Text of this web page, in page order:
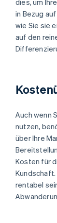
dies, um
in Bezug
wie Sie sie
auf den
Auch wenn
nutzen,
über Ihre
Kosten für
Kundschaft.
rentabel